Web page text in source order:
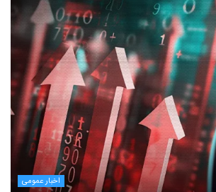
اخبار عمومی